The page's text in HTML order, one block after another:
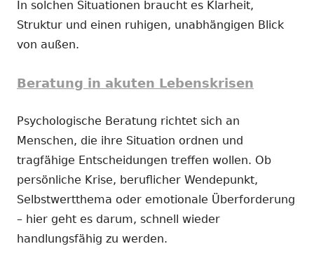
In solchen Situationen braucht es Klarheit,
Struktur und einen ruhigen, unabhängigen Blick
von außen.
Beratung in akuten Lebenskrisen
Psychologische Beratung richtet sich an
Menschen, die ihre Situation ordnen und
tragfähige Entscheidungen treffen wollen. Ob
persönliche Krise, beruflicher Wendepunkt,
Selbstwertthema oder emotionale Überforderung
– hier geht es darum, schnell wieder
handlungsfähig zu werden.